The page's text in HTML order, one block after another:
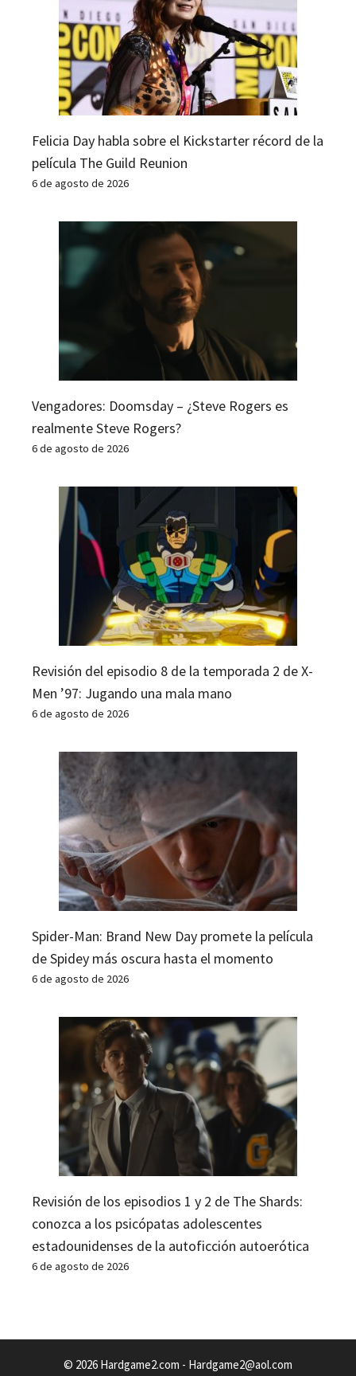
Felicia Day habla sobre el Kickstarter récord de la
película The Guild Reunion
6 de agosto de 2026
Vengadores: Doomsday – ¿Steve Rogers es
realmente Steve Rogers?
6 de agosto de 2026
Revisión del episodio 8 de la temporada 2 de X-
Men ’97: Jugando una mala mano
6 de agosto de 2026
Spider-Man: Brand New Day promete la película
de Spidey más oscura hasta el momento
6 de agosto de 2026
Revisión de los episodios 1 y 2 de The Shards:
conozca a los psicópatas adolescentes
estadounidenses de la autoficción autoerótica
6 de agosto de 2026
© 2026 Hardgame2.com - Hardgame2@aol.com